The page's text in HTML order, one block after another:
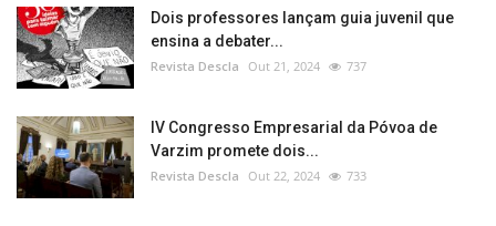
Dois professores lançam guia juvenil que
ensina a debater...
Revista Descla Out 21, 2024 737
IV Congresso Empresarial da Póvoa de
Varzim promete dois...
Revista Descla Out 22, 2024 733